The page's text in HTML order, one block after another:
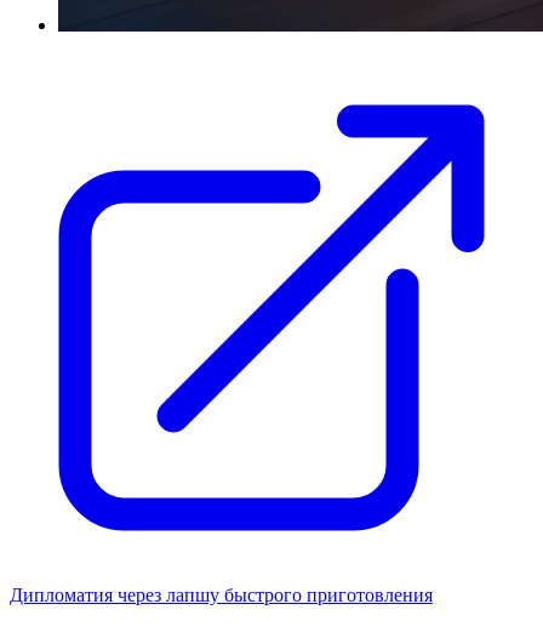
Дипломатия через лапшу быстрого приготовления